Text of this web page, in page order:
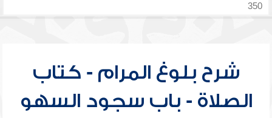
350
شرح بلوغ المرام - كتاب
الصلاة - باب سجود السهو